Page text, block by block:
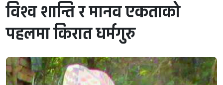
विश्व शान्ति र मानव एकताको
पहलमा किरात धर्मगुरु